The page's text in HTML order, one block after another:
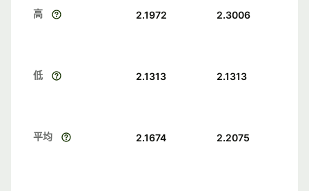
高 2.1972 2.3006
低 2.1313 2.1313
平均 2.1674 2.2075